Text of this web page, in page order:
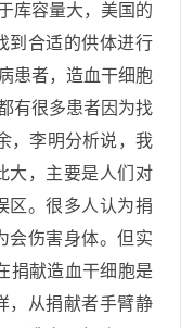
库容量大，美国的
到合适的供体进行
患者，造血干细胞
有很多患者因为找
，李明分析说，我
大，主要是人们对
区。很多人认为捐
会伤害身体。但实
捐献造血干细胞是
，从捐献者手臂静